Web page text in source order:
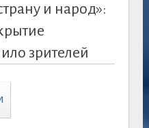
и народ»:
зрителей